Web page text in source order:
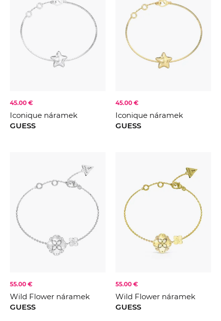
ZNAČKAGUESS
CENA
KOLEKCE
45.00 €
Iconique náramek
GUESS
45.00 €
Iconique náramek
GUESS
55.00 €
Wild Flower náramek
GUESS
55.00 €
Wild Flower náramek
GUESS